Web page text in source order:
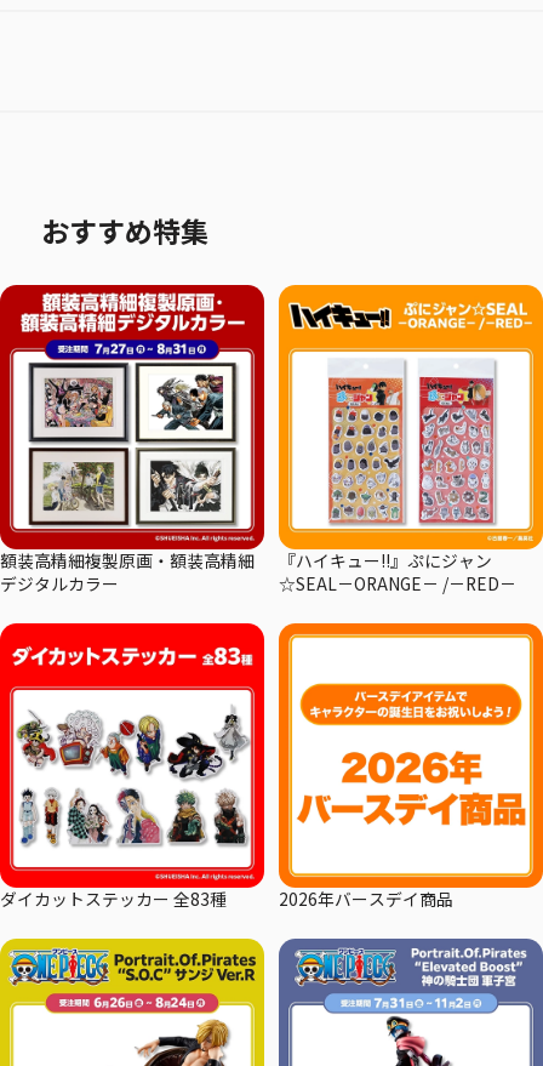
おすすめ特集
額装高精細複製原画・額装高精細
デジタルカラー
『ハイキュー!!』ぷにジャン
☆SEAL－ORANGE－ /－RED－
ダイカットステッカー 全83種 2026年バースデイ商品